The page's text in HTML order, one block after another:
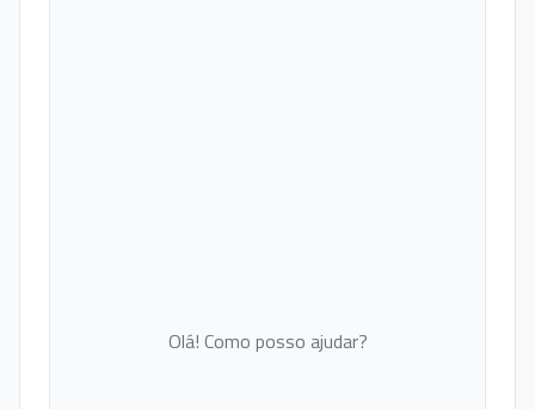
Olá! Como posso ajudar?